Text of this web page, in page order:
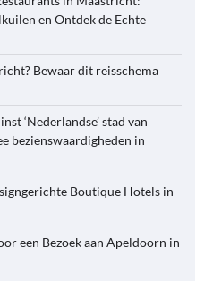
en Ontdek de Echte
Bewaar dit reisschema
‘Nederlandse’ stad van
bezienswaardigheden in
Boutique Hotels in
een Bezoek aan Apeldoorn in